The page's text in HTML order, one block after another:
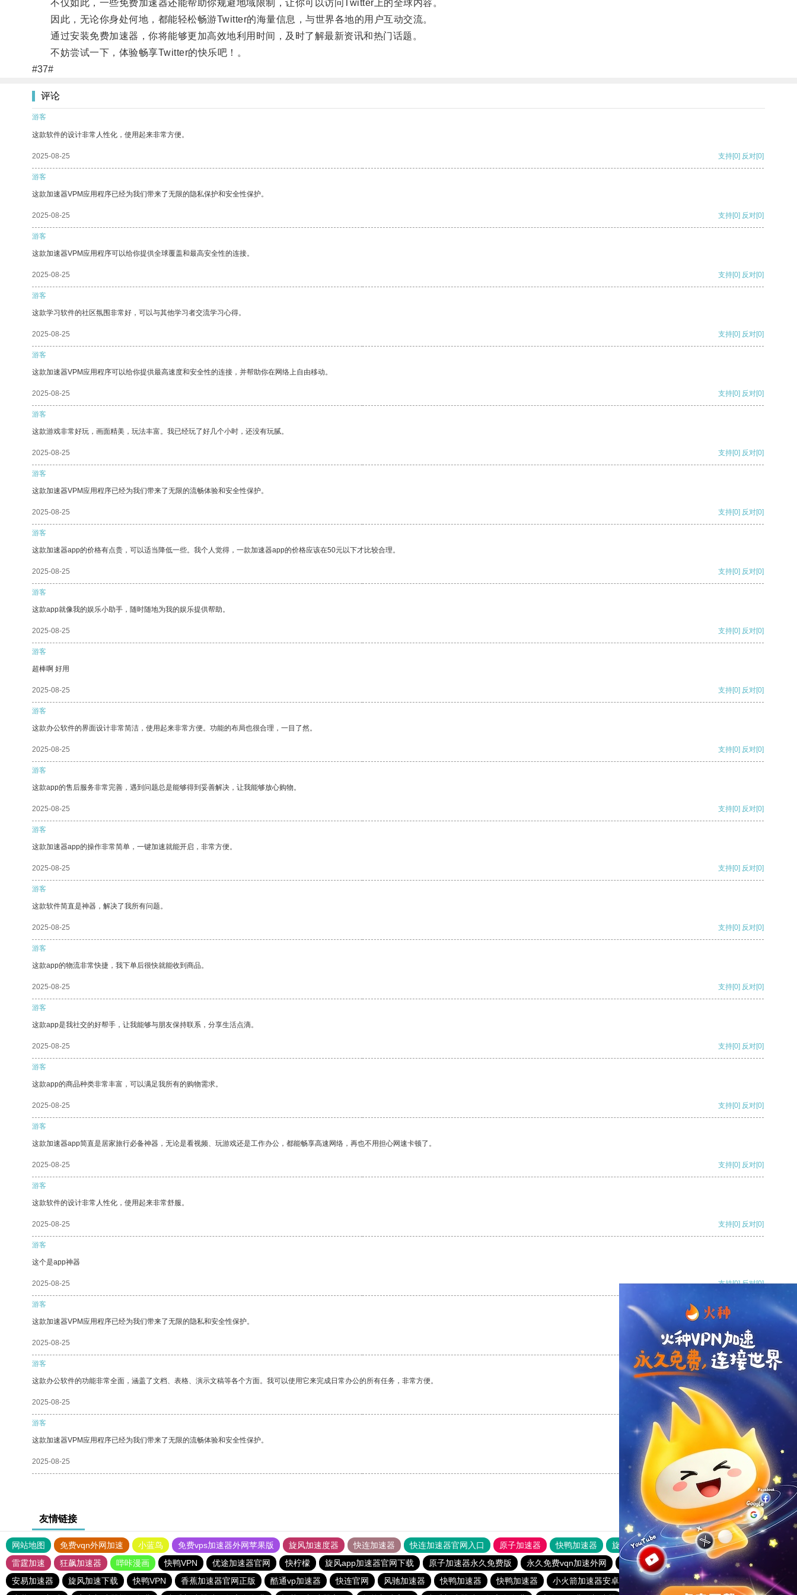
不仅如此，一些免费加速器还能帮助你规避地域限制，让你可以访问Twitter上的全球内容。
因此，无论你身处何地，都能轻松畅游Twitter的海量信息，与世界各地的用户互动交流。
通过安装免费加速器，你将能够更加高效地利用时间，及时了解最新资讯和热门话题。
不妨尝试一下，体验畅享Twitter的快乐吧！。
#37#
评论
游客
这款软件的设计非常人性化，使用起来非常方便。
2025-08-25 支持[0] 反对[0]
游客
这款加速器VPM应用程序已经为我们带来了无限的隐私保护和安全性保护。
2025-08-25 支持[0] 反对[0]
游客
这款加速器VPM应用程序可以给你提供全球覆盖和最高安全性的连接。
2025-08-25 支持[0] 反对[0]
游客
这款学习软件的社区氛围非常好，可以与其他学习者交流学习心得。
2025-08-25 支持[0] 反对[0]
游客
这款加速器VPM应用程序可以给你提供最高速度和安全性的连接，并帮助你在网络上自由移动。
2025-08-25 支持[0] 反对[0]
游客
这款游戏非常好玩，画面精美，玩法丰富。我已经玩了好几个小时，还没有玩腻。
2025-08-25 支持[0] 反对[0]
游客
这款加速器VPM应用程序已经为我们带来了无限的流畅体验和安全性保护。
2025-08-25 支持[0] 反对[0]
游客
这款加速器app的价格有点贵，可以适当降低一些。我个人觉得，一款加速器app的价格应该在50元以下才比较合理。
2025-08-25 支持[0] 反对[0]
游客
这款app就像我的娱乐小助手，随时随地为我的娱乐提供帮助。
2025-08-25 支持[0] 反对[0]
游客
超棒啊 好用
2025-08-25 支持[0] 反对[0]
游客
这款办公软件的界面设计非常简洁，使用起来非常方便。功能的布局也很合理，一目了然。
2025-08-25 支持[0] 反对[0]
游客
这款app的售后服务非常完善，遇到问题总是能够得到妥善解决，让我能够放心购物。
2025-08-25 支持[0] 反对[0]
游客
这款加速器app的操作非常简单，一键加速就能开启，非常方便。
2025-08-25 支持[0] 反对[0]
游客
这款软件简直是神器，解决了我所有问题。
2025-08-25 支持[0] 反对[0]
游客
这款app的物流非常快捷，我下单后很快就能收到商品。
2025-08-25 支持[0] 反对[0]
游客
这款app是我社交的好帮手，让我能够与朋友保持联系，分享生活点滴。
2025-08-25 支持[0] 反对[0]
游客
这款app的商品种类非常丰富，可以满足我所有的购物需求。
2025-08-25 支持[0] 反对[0]
游客
这款加速器app简直是居家旅行必备神器，无论是看视频、玩游戏还是工作办公，都能畅享高速网络，再也不用担心网速卡顿了。
2025-08-25 支持[0] 反对[0]
游客
这款软件的设计非常人性化，使用起来非常舒服。
2025-08-25 支持[0] 反对[0]
游客
这个是app神器
2025-08-25 支持[0] 反对[0]
游客
这款加速器VPM应用程序已经为我们带来了无限的隐私和安全性保护。
2025-08-25 支持[0] 反对
游客
这款办公软件的功能非常全面，涵盖了文档、表格、演示文稿等各个方面。我可以使用它来完成日常办公的所有任务，非常方便。
2025-08-25 支持
游客
这款加速器VPM应用程序已经为我们带来了无限的流畅体验和安全性保护。
2025-08-25 支持 反对 [0]
友情链接
网站地图 免费vqn外网加速 小蓝鸟 免费vps加速器外网苹果版 旋风加速度器 快连加速器 快连加速器官网入口 原子加速器 快鸭加速器 旋风加速度器 外网网址导航
软件中心
雷霆加速
狂飙加速器 哔咔漫画 快鸭VPN 优途加速器官网 快柠檬 旋风app加速器官网下载 原子加速器永久免费版 永久免费vqn加速外网 星星加速器 雷霆加速
快连官网
安易加速器
旋风加速下载 快鸭VPN 香蕉加速器官网正版 酷通vp加速器 快连官网 风驰加速器 快鸭加速器 快鸭加速器 小火箭加速器安卓 lets快连
海鸥加速器